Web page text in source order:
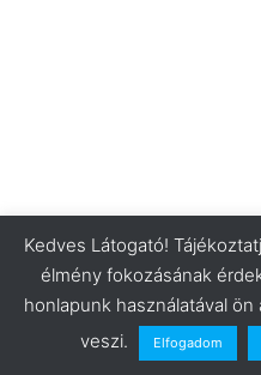
Kedves Látogató!
élmény fokozásának
honlapunk használatával
veszi.
Elfogadom